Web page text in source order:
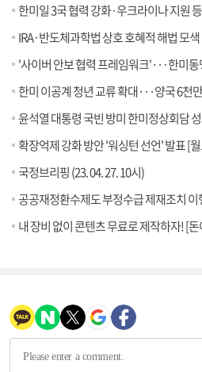
한미일 3국 협력 강화·우크라이나 지원 등 글
IRA·반도체과학법 상호 호혜적 해법 모
'사이버 안보 협력 프레임워크'···한미
한미 이공계 청년 교류 확대···양국 6천
윤석열 대통령 국빈 방미 한미정상회담
확장억제 강화 방안 '워싱턴 선언' 발표 [
국정브리핑 (23. 04. 27. 10시)
공공재정환수제도 부정수급 제재조치 이
내 장비 없이 콘텐츠 무료로 제작하자! [